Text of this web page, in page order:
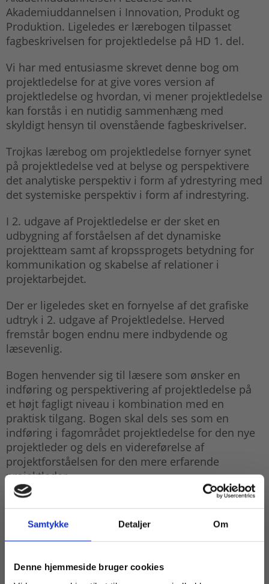
Samtykke Detaljer Om
Denne hjemmeside bruger cookies
Akademiuddannelsen i Innovation, Produkt og
Produktion. Ligeledes er lærebogen tilpasset
fagbeskrivelsen for projektledelse på HD 1. del.
Vi har med entusiasme skrevet denne bog om
projektledelse for at give vores version af
projektledelse og hvordan, vi mener projektledelse
kan forstås i en nutidig sammenhæng med
skyldigt hensyn til ovenstående fagbeskrivelser.
Trojkas lærebog om projektledelse fornyer synet
på projektledelse ved at belyse og perspektivere
det analytiske perspektiv i form af ydrestyring med
det systemiske perspektiv i form af indrestyring.
I 2. udgave af Projektledelse er der sket en
udbygning af forståelsen af det dynamiske
projektteam samt af kropssprogets betydning for
kommunikation og skabelse af relationer i
projektarbejdet.
Der er ligeledes sket en fornyelse af det grafiske
udtryk i 2. udgave af Projektledelse. Herved
fremstår bogen endnu mere indbydende og
læsevenlig.
Bogen henvender sig til læsere som ønsker en
indføring og perspektivering af projektledelse på
et højt fagligt niveau i kombination med en
praktisk tilgang. Bogen skal dels ses som en
indføring i fagområdet projektledelse for den nye
projektleder og dels en videreførelse af
projektforståelsen for den mere erfarende
projektleder.
Med bogen Projektledelse fuldender Trojka sit
udvalg af fagbøger inden for ledelses- og
organisations-området. Bogen Projektledelse kan
derfor med fordel anvendes i forlængelse af
Trojkas lærebøger Ledelse i praksis samt
Organisation.
Køb læremidler og find masterclasses mm.